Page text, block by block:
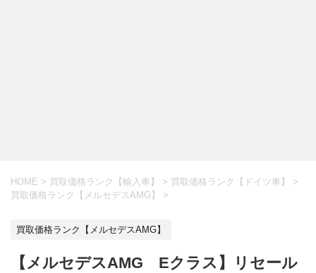
HOME > 買取価格ランク【輸入車】 > 買取価格ランク【ドイツ車】
>
買取価格ランク【メルセデスAMG】
>
買取価格ランク【メルセデスAMG】
【メルセデスAMG Eクラス】リセール